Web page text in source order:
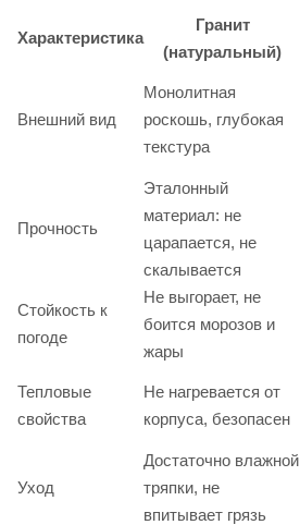
Характеристика
Гранит
(натуральный)
Внешний вид
Монолитная
роскошь, глубокая
текстура
Прочность
Эталонный
материал: не
царапается, не
скалывается
Стойкость к
погоде
Не выгорает, не
боится морозов и
жары
Тепловые
свойства
Не нагревается от
корпуса, безопасен
Уход
Достаточно влажной
тряпки, не
впитывает грязь